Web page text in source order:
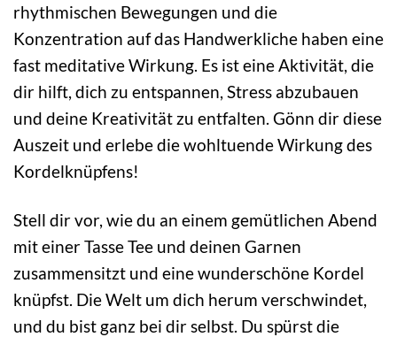
rhythmischen Bewegungen und die
Konzentration auf das Handwerkliche haben eine
fast meditative Wirkung. Es ist eine Aktivität, die
dir hilft, dich zu entspannen, Stress abzubauen
und deine Kreativität zu entfalten. Gönn dir diese
Auszeit und erlebe die wohltuende Wirkung des
Kordelknüpfens!
Stell dir vor, wie du an einem gemütlichen Abend
mit einer Tasse Tee und deinen Garnen
zusammensitzt und eine wunderschöne Kordel
knüpfst. Die Welt um dich herum verschwindet,
und du bist ganz bei dir selbst. Du spürst die